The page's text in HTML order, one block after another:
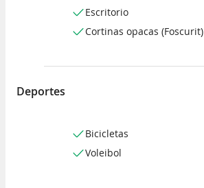
Escritorio
Cortinas opacas (Foscurit)
Deportes
Bicicletas
Voleibol